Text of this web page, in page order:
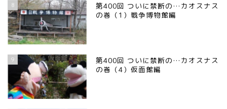
8
第400回 ついに禁断の…カオスナス
の巻（1）戦争博物館編
9
第400回 ついに禁断の…カオスナス
の巻（4）仮面館編